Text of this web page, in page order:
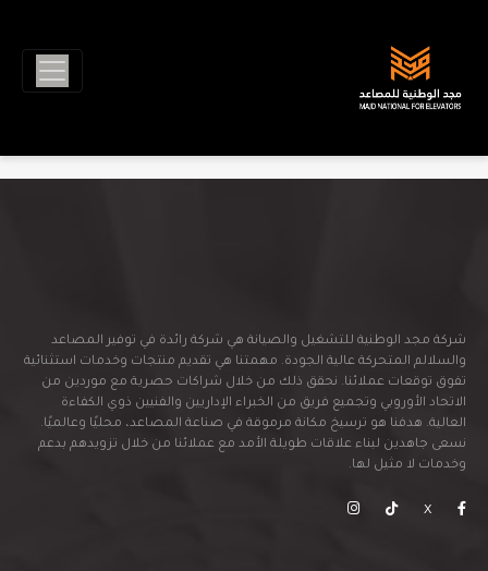
content
شركة مجد الوطنية للتشغيل والصيانة هي شركة رائدة في توفير المصاعد
والسلالم المتحركة عالية الجودة. مهمتنا هي تقديم منتجات وخدمات استثنائية
تفوق توقعات عملائنا. نحقق ذلك من خلال شراكات حصرية مع موردين من
الاتحاد الأوروبي وتجميع فريق من الخبراء الإداريين والفنيين ذوي الكفاءة
العالية. هدفنا هو ترسيخ مكانة مرموقة في صناعة المصاعد، محليًا وعالميًا.
نسعى جاهدين لبناء علاقات طويلة الأمد مع عملائنا من خلال تزويدهم بدعم
وخدمات لا مثيل لها.
X